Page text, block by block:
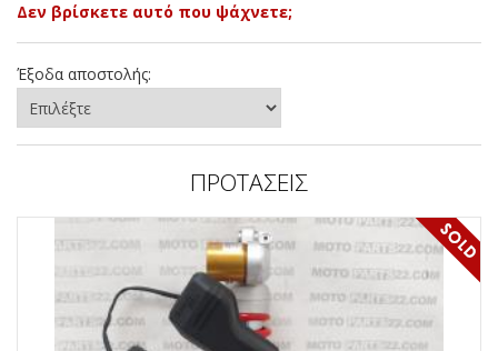
Δεν βρίσκετε αυτό που ψάχνετε;
Έξοδα αποστολής:
ΠΡΟΤΑΣΕΙΣ